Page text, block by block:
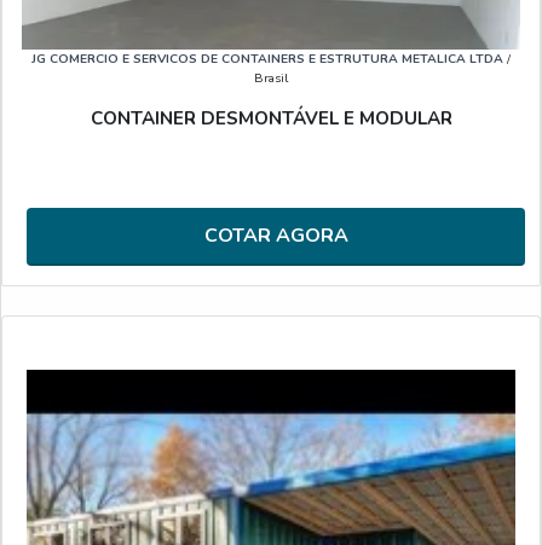
JG COMERCIO E SERVICOS DE CONTAINERS E ESTRUTURA METALICA LTDA /
Brasil
CONTAINER DESMONTÁVEL E MODULAR
COTAR AGORA